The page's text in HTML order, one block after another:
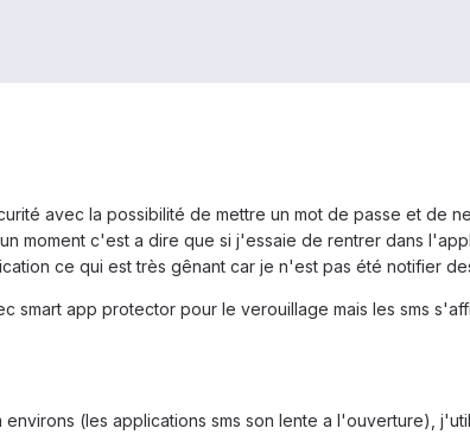
avec la possibilité de mettre un mot de passe et de
moment c'est a dire que si j'essaie de rentrer dans
ce qui est très gênant car je n'est pas été notifier
smart app protector pour le verouillage mais les sms
(les applications sms son lente a l'ouverture),